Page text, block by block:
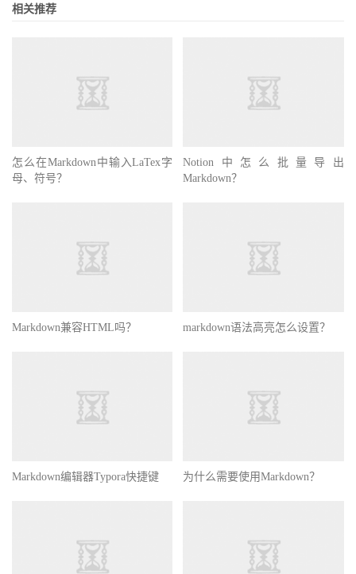
相关推荐
怎么在Markdown中输入LaTex字
母、符号？
Notion中怎么批量导出
Markdown？
Markdown兼容HTML吗？ markdown语法高亮怎么设置？
Markdown编辑器Typora快捷键 为什么需要使用Markdown？